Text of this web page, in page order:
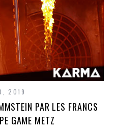
2019
PAR LES FRANCS
GAME METZ